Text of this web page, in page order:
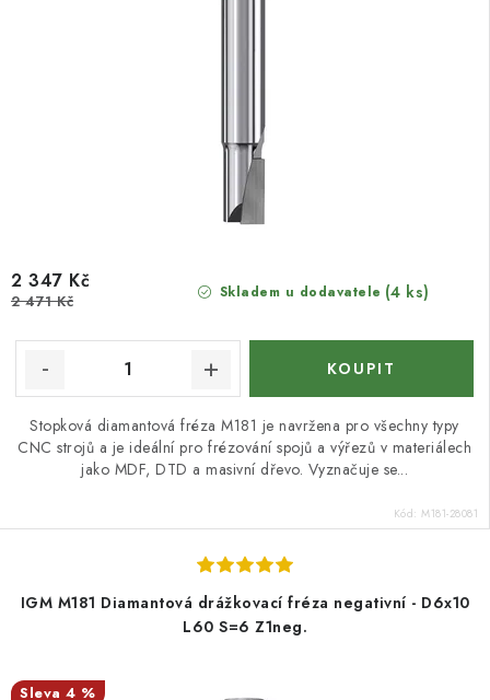
Skladem u dodavatele (4 ks)
2 347 Kč
2 471 Kč
Stopková diamantová fréza M181 je navržena pro všechny typy
CNC strojů a je ideální pro frézování spojů a výřezů v materiálech
jako MDF, DTD a masivní dřevo. Vyznačuje se...
Kód: M181-28081
IGM M181 Diamantová drážkovací fréza negativní - D6x10
L60 S=6 Z1neg.
4 %